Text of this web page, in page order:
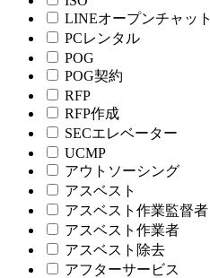
LINEオープンチャット
PCレンタル
POG
POG契約
RFP
RFP作成
SECエレベーター
UCMP
アウトソーシング
アスベスト
アスベスト作業監督者
アスベスト作業者
アスベスト除去
アフターサービス